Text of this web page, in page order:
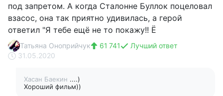
под запретом. А когда Сталонне Буллок поцеловал
взасос, она так приятно удивилась, а герой
ответил "Я тебе ещё не то покажу!! Ё
Татьяна Оноприйчук 61 741
Лучший ответ
31.05.2020
Хасан Баекин ....)
Хороший фильм))